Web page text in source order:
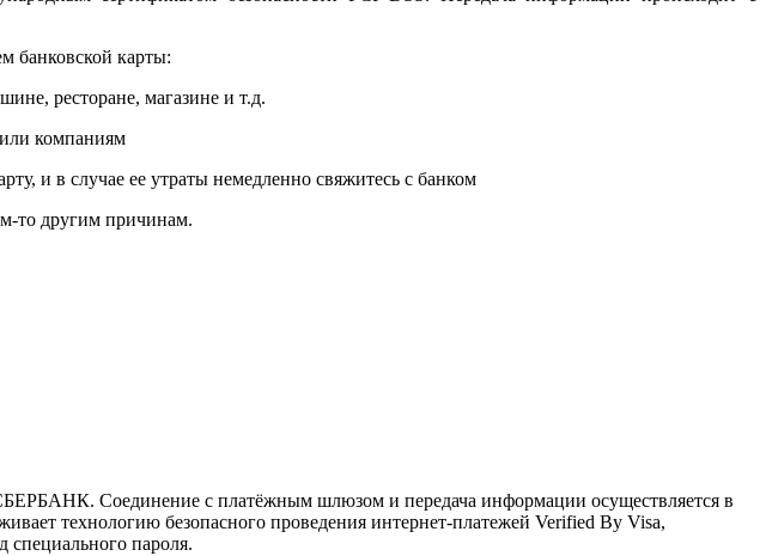
банковской карты:
ресторане, магазине и т.д.
компаниям
и в случае ее утраты немедленно свяжитесь с банком
то другим причинам.
Соединение с платёжным шлюзом и передача информации осуществляется в
технологию безопасного проведения интернет-платежей Verified By Visa,
специального пароля.